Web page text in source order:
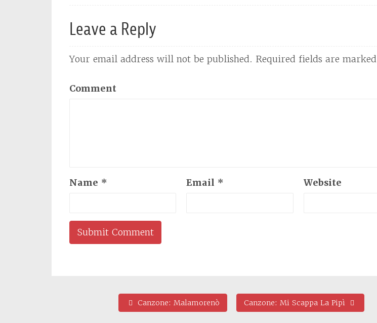
Leave a Reply
Your email address will not be published. Required fields are marked
Comment
Name * Email * Website
Canzone: Malamorenò Canzone: Mi Scappa La Pipì